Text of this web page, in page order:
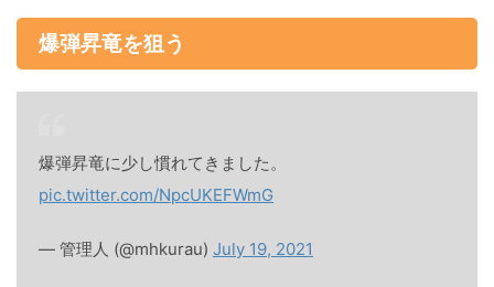
爆弾昇竜を狙う
爆弾昇竜に少し慣れてきました。
pic.twitter.com/NpcUKEFWmG
— 管理人 (@mhkurau) July 19, 2021